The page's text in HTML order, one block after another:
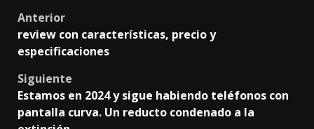
Post
navigation
Anterior
review con características, precio y
especificaciones
Siguiente
Estamos en 2024 y sigue habiendo teléfonos con
pantalla curva. Un reducto condenado a la